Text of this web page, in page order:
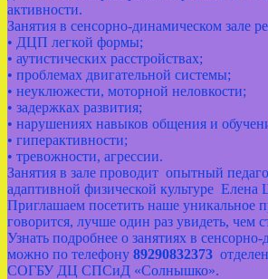
активности.
Занятия в сенсорно-динамическом зале
• ДЦП легкой формы;
• аутистических расстройствах;
• проблемах двигательной системы;
• неуклюжести, моторной неловкости;
• задержках развития;
• нарушениях навыков общения и
• гиперактивности;
• тревожности, агрессии.
Занятия в зале проводит опытный
адаптивной физической культуре Елена
Приглашаем посетить наше уникальное
говорится, лучше один раз увидеть, чем
Узнать подробнее о занятиях в
можно по телефону 89290832373
СОГБУ ДЦ СПСиД «Солнышко».